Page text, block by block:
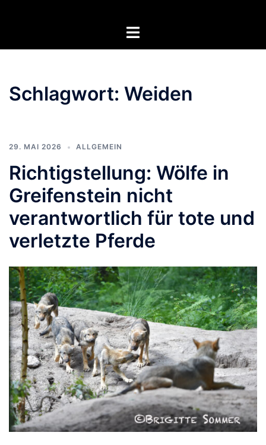
Menü
Schlagwort: Weiden
29. MAI 2026 ALLGEMEIN
Richtigstellung: Wölfe in
Greifenstein nicht
verantwortlich für tote und
verletzte Pferde